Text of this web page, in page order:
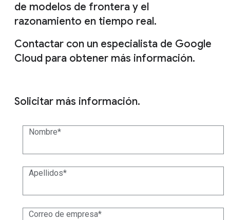
de modelos de frontera y el
razonamiento en tiempo real.
Contactar con un especialista de Google
Cloud para obtener más información.
Solicitar más información.
Nombre
Apellidos
Correo de empresa